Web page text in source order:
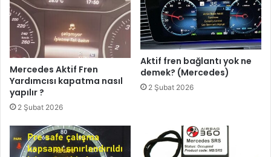
Mercedes Aktif Fren
Yardımcısı kapatma nasıl
yapılır ?
2 Şubat 2026
Aktif fren bağlantı yok ne
demek? (Mercedes)
2 Şubat 2026